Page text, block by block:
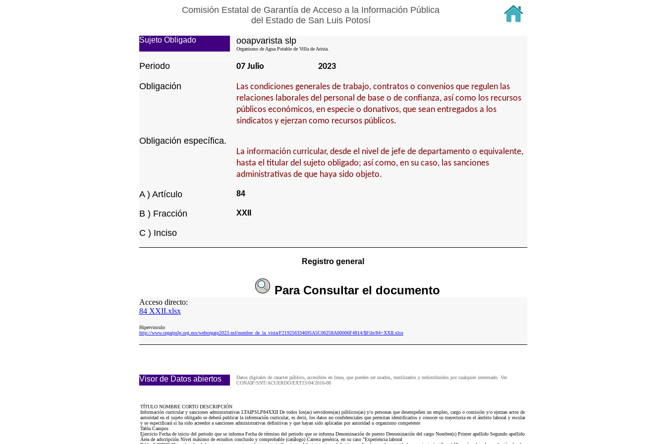
Comisión Estatal de Garantía de Acceso a la Información Pública
del Estado de San Luis Potosí
Sujeto Obligado ooapvarista slp
Organismo de Agua Potable de Villa de Arista.
Periodo 07 Julio 2023
Obligación
Las condiciones generales de trabajo, contratos o convenios que regulen las
relaciones laborales del personal de base o de confianza, así como los recursos
públicos económicos, en especie o donativos, que sean entregados a los
sindicatos y ejerzan como recursos públicos.
Obligación específica.
La información curricular, desde el nivel de jefe de departamento o equivalente,
hasta el titular del sujeto obligado; así como, en su caso, las sanciones
administrativas de que haya sido objeto.
A ) Artículo 84
B ) Fracción XXII
C ) Inciso
Registro general
Para Consultarel documento
Acceso directo:
84 XXII.xlsx
Hipervinculo
http://www.cegaipslp.org.mx/webcegaip2023.nsf/nombre_de_la_vista/F219256334695A5C06258A00006F4814/$File/84+XXII.xlsx
Visor de Datos abiertos
Datos digitales de caracter público, accesibles en linea, que pueden ser usados, reutilizados y redistribuidos por cualquier interesado. Ver
CONAIP/SNT/ACUERDO/EXT13/04/2016-08
TÍTULO NOMBRE CORTO DESCRIPCIÓN
Información curricular y sanciones administrativas LTAIPSLP84XXII De todos los(as) servidores(as) públicos(as) y/o personas que desempeñen un empleo, cargo o comisión y/o ejerzan actos de
autoridad en el sujeto obligado se deberá publicar la información curricular, es decir, los datos no confidenciales que permitan identificarlos y conocer su trayectoria en el ámbito laboral y escolar
y se especificará si ha sido acreedor a sanciones administrativas definitivas y que hayan sido aplicadas por autoridad u organismo competente
Tabla Campos
Ejercicio Fecha de inicio del periodo que se informa Fecha de término del periodo que se informa Denominación de puesto Denominación del cargo Nombre(s) Primer apellido Segundo apellido
Área de adscripción Nivel máximo de estudios concluido y comprobable (catálogo) Carrera genérica, en su caso "Experiencia laboral